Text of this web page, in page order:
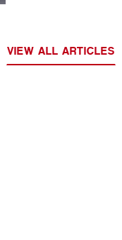
VIEW ALL ARTICLES